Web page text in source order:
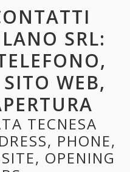
SRL:
WEB,
TECNESA
PHONE,
OPENING